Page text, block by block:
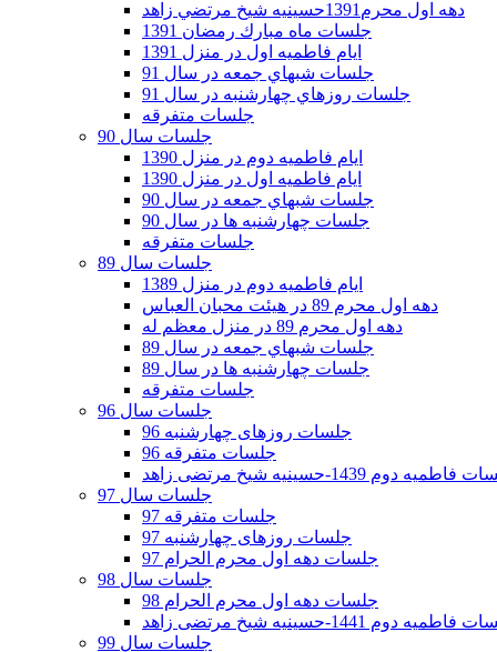
دهه اول محرم1391حسينيه شيخ مرتضي زاهد
جلسات ماه مبارك رمضان 1391
ايام فاطميه اول در منزل 1391
جلسات شبهاي جمعه در سال 91
جلسات روزهاي چهارشنبه در سال 91
جلسات متفرقه
جلسات سال 90
ایام فاطمیه دوم در منزل 1390
ایام فاطمیه اول در منزل 1390
جلسات شبهاي جمعه در سال 90
جلسات چهارشنبه ها در سال 90
جلسات متفرقه
جلسات سال 89
ایام فاطمیه دوم در منزل 1389
دهه اول محرم 89 در هیئت محبان العباس
دهه اول محرم 89 در منزل معظم له
جلسات شبهاي جمعه در سال 89
جلسات چهارشنبه ها در سال 89
جلسات متفرقه
جلسات سال 96
جلسات روزهای چهارشنبه 96
جلسات متفرقه 96
دوم 1439-حسینیه شیخ مرتضی زاهد
جلسات سال 97
جلسات متفرقه 97
جلسات روزهای چهارشنبه 97
جلسات دهه اول محرم الحرام 97
جلسات سال 98
جلسات دهه اول محرم الحرام 98
دوم 1441-حسینیه شیخ مرتضی زاهد
جلسات سال 99